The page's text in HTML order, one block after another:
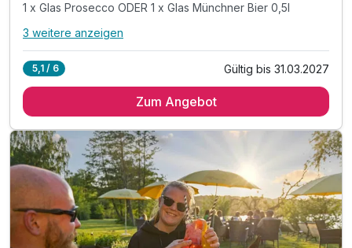
1 x Glas Prosecco ODER 1 x Glas Münchner Bier 0,5l
Alle Inklusivleistungen
2 x reichhaltiges Frühstück vom Buffet
1 x Glas Prosecco ODER 1 x Glas Münchner Bier 0,5l
inkl. Stadtplan
inkl. Zutritt zum 45 qm großem Kinder-Spielzimmer
*pro Erwachsenem Vollzahler
3 weitere anzeigen
5,1 / 6 Gültig bis 31.03.2027
Zum Angebot